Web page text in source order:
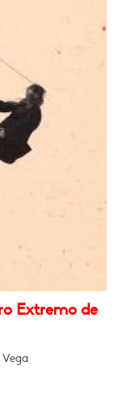
Extremo de
Vega